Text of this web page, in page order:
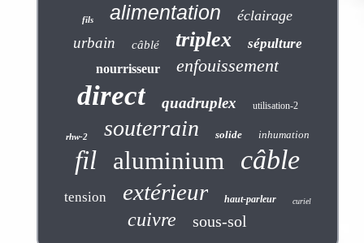
fils alimentation éclairage
urbain câblé triplex sépulture
nourrisseur enfouissement
direct quadruplex utilisation-2
rhw-2 souterrain solide inhumation
fil aluminium câble
tension extérieur haut-parleur curiel
cuivre sous-sol